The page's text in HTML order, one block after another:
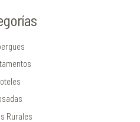
Rurales